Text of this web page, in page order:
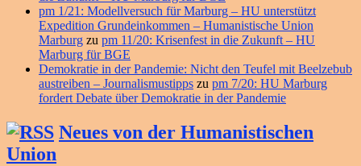
pm 1/21: Modellversuch für Marburg – HU unterstützt
Expedition Grundeinkommen – Humanistische Union
Marburg zu pm 11/20: Krisenfest in die Zukunft – HU
Marburg für BGE
Demokratie in der Pandemie: Nicht den Teufel mit Beelzebub
austreiben – Journalismustipps zu pm 7/20: HU Marburg
fordert Debate über Demokratie in der Pandemie
Neues von der Humanistischen
Union